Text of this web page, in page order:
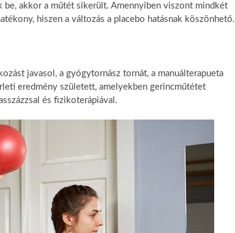
be, akkor a műtét sikerült. Amennyiben viszont mindkét
hiszen a változás a placebo hatásnak köszönhető.
javasol, a gyógytornász tornát, a manuálterapueta
eredmény született, amelyekben gerincműtétet
és fizikoterápiával.